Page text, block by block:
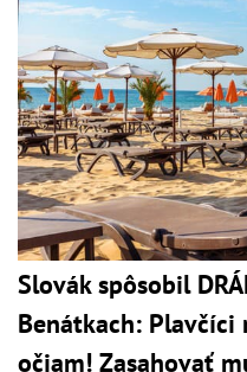
Slovák spôsobil
Benátkach:
očiam! Zasahovať